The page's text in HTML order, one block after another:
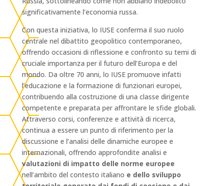
significativamente l’economia russa.
Con questa iniziativa, lo IUSE conferma il suo ruolo
centrale nel dibattito geopolitico contemporaneo,
offrendo occasioni di riflessione e confronto su temi di
cruciale importanza per il futuro dell’Europa e del
mondo. Da oltre 70 anni, lo IUSE promuove infatti
l’educazione e la formazione di funzionari europei,
contribuendo alla costruzione di una classe dirigente
competente e preparata per affrontare le sfide globali.
Attraverso corsi, conferenze e attività di ricerca,
continua a essere un punto di riferimento per la
discussione e l’analisi delle dinamiche europee e
internazionali, offrendo approfondite analisi e
valutazioni di impatto delle norme europee
nell’ambito del contesto italiano e dello sviluppo